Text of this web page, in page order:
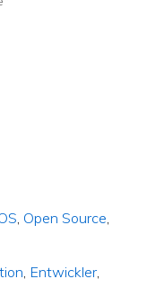
Open Source
Entwickler,